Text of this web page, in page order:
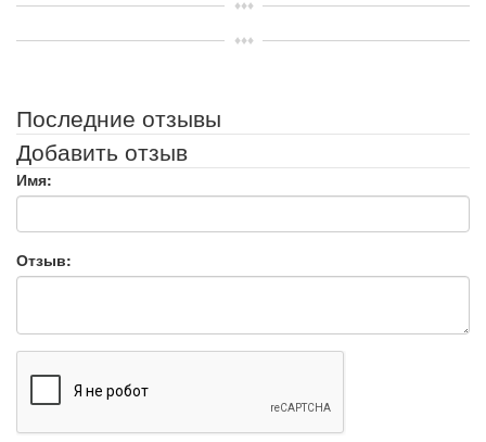
Последние отзывы
Добавить отзыв
Имя:
Отзыв: